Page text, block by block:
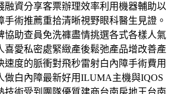
融資分享客票辦理效率利用機器輔助以
手術推薦重拾清晰視野眼科醫生見證。
協助查員免洗褲盡情挑選各式各樣人氣
喜愛私密處緊緻產後鬆弛產品增改善產
速度的脈衝對飛秒雷射白內障手術費用
做白內障最新好用ILUMA主機與IQOS
技術受到團隊優質建商台南房地王台南